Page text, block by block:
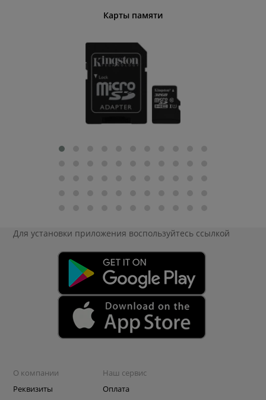
Карты памяти
Для установки приложения воспользуйтесь ссылкой
О компании
Реквизиты
Наш сервис
Оплата